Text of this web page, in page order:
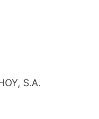
S.A.